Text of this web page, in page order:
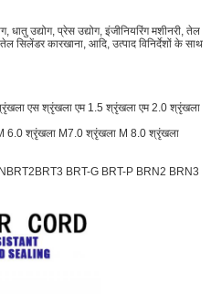
धातु उद्योग, प्रेस उद्योग, इंजीनियरिंग मशीनरी, तेल
सिलेंडर कारखाना, आदि, उत्पाद विनिर्देशों के साथ
एस श्रृंखला एम 1.5 श्रृंखला एम 2.0 श्रृंखला
6.0 श्रृंखला M7.0 श्रृंखला M 8.0 श्रृंखला
BRT2BRT3 BRT-G BRT-P BRN2 BRN3